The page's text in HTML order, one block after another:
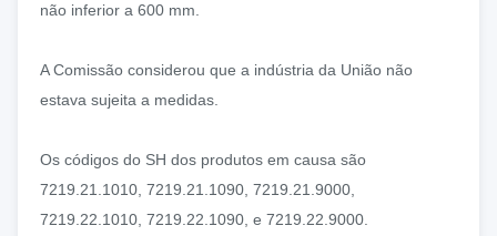
não inferior a 600 mm.
A Comissão considerou que a indústria da União não
estava sujeita a medidas.
Os códigos do SH dos produtos em causa são
7219.21.1010, 7219.21.1090, 7219.21.9000,
7219.22.1010, 7219.22.1090, e 7219.22.9000.